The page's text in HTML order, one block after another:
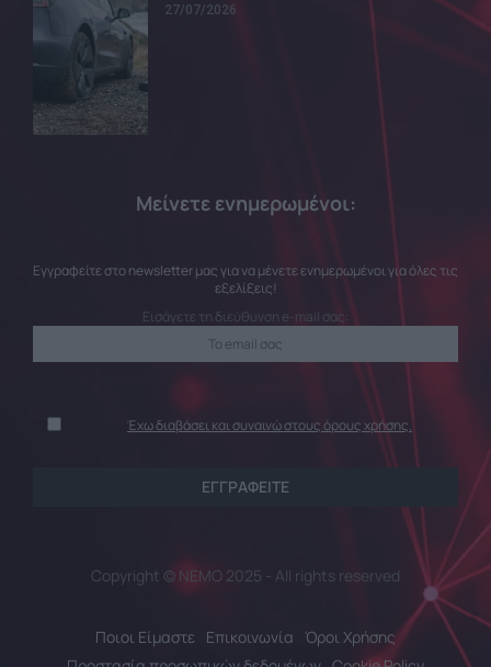
27/07/2026
Μείνετε ενημερωμένοι:
Εγγραφείτε στο newsletter μας για να μένετε ενημερωμένοι για όλες τις
εξελίξεις!
Εισάγετε τη διεύθυνση e-mail σας:
Έχω διαβάσει και συναινώ στους όρους χρήσης.
Copyright © NEMO 2025 - All rights reserved
Ποιοι Είμαστε Επικοινωνία
Όροι Χρήσης